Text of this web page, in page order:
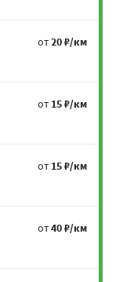
от20 ₽/км
от 15 ₽/км
от 15 ₽/км
от40 ₽/км